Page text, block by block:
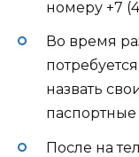
номеру +7
Во время
назвать
После на